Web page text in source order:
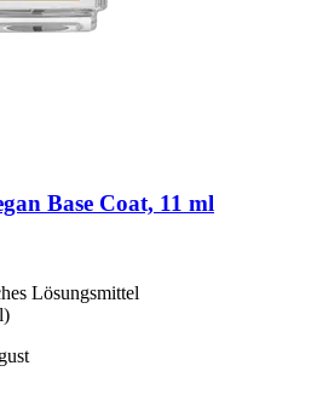
Base Coat, 11 ml
Lösungsmittel